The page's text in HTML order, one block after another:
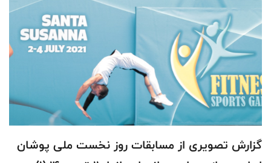
گزارش تصویری از مسابقات روز نخست ملی پوشان